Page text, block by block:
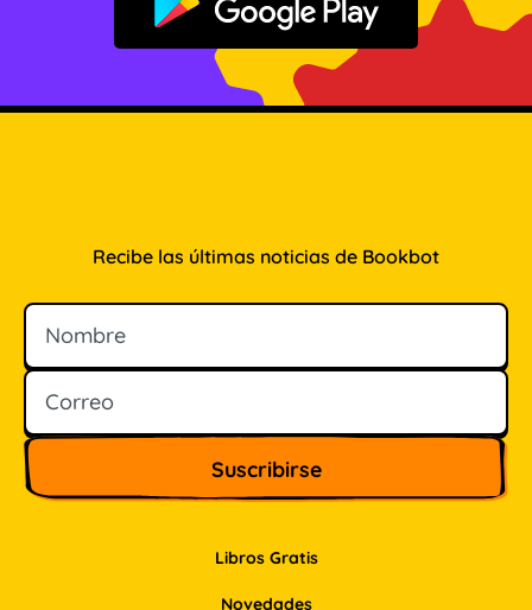
Disponible en Google Play
Libros Gratis
Novedades
Recibe las últimas noticias de Bookbot
Nombre
Correo